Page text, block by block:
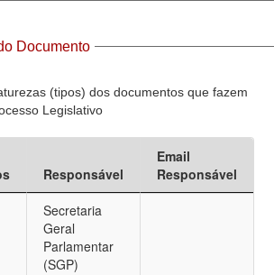
Documento
(tipos) dos documentos que fazem
Legislativo
Responsável
Email
Responsável
Secretaria
Geral
Parlamentar
(SGP)